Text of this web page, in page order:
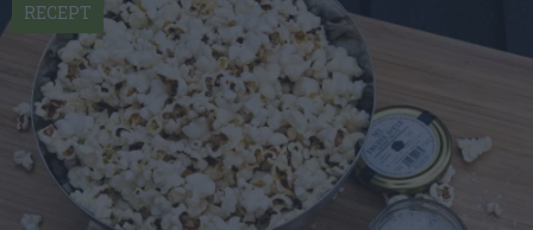
RECEPT